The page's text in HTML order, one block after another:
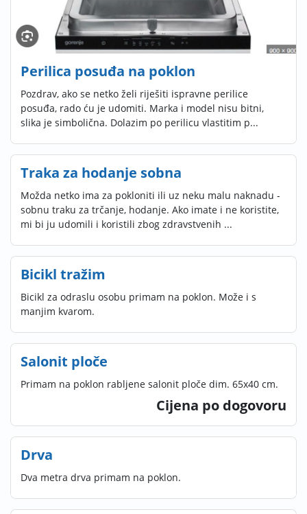
Perilica posuđa na poklon
Pozdrav, ako se netko želi riješiti ispravne perilice
posuđa, rado ću je udomiti. Marka i model nisu bitni,
slika je simbolična. Dolazim po perilicu vlastitim p...
Traka za hodanje sobna
Možda netko ima za pokloniti ili uz neku malu naknadu -
sobnu traku za trčanje, hodanje. Ako imate i ne koristite,
mi bi ju udomili i koristili zbog zdravstvenih ...
Bicikl tražim
Bicikl za odraslu osobu primam na poklon. Može i s
manjim kvarom.
Salonit ploče
Primam na poklon rabljene salonit ploče dim. 65x40 cm.
Cijena po dogovoru
Drva
Dva metra drva primam na poklon.